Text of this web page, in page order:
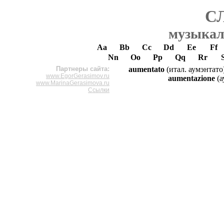
Aa Bb Cc Dd Ee
Ff
Nn
Oo Pp Qq Rr
Партнеры сайта:
www.EgorGerasimov.ru
www.MarinaGerasimova.ru
Ссылки
aumentato(итал.
aumentazione